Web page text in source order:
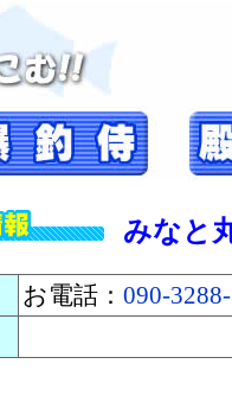
みなと
お電話： 090-